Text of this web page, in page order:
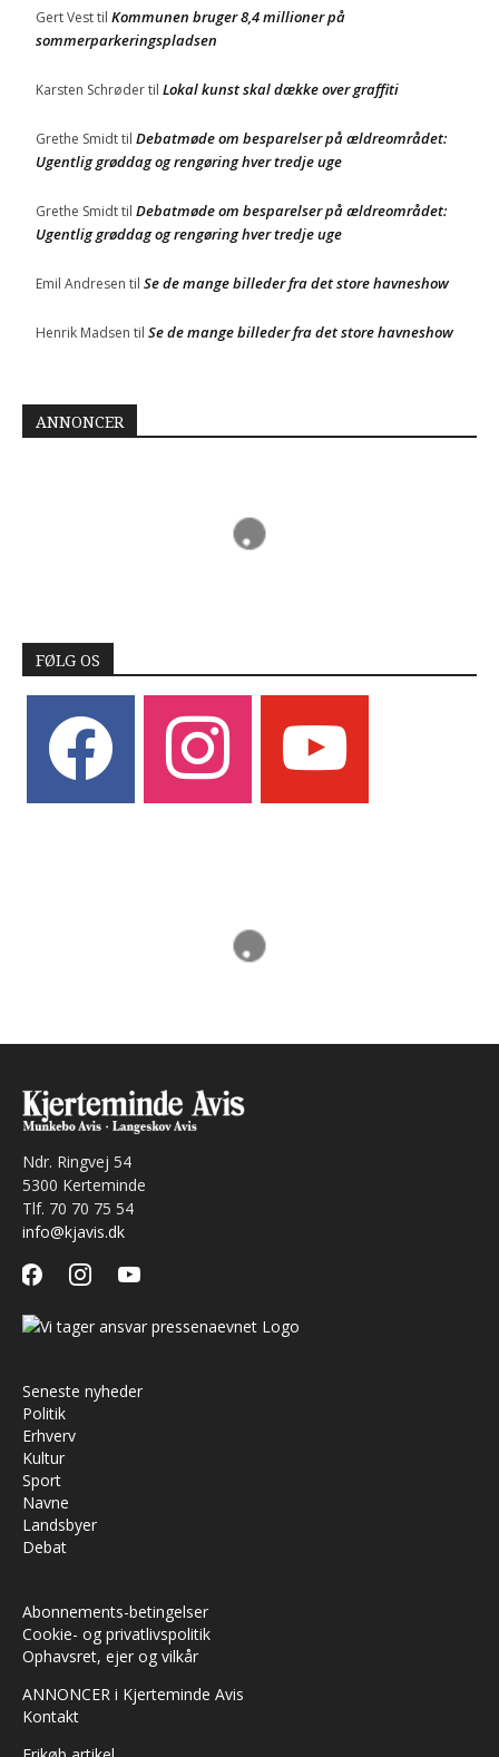
Gert Vesttil Kommunen bruger 8,4 millioner på
sommerparkeringspladsen
Karsten Schrødertil Lokal kunst skal dække over graffiti
Grethe Smidttil Debatmøde om besparelser på ældreområdet:
Ugentlig grøddag og rengøring hver tredje uge
Grethe Smidttil Debatmøde om besparelser på ældreområdet:
Ugentlig grøddag og rengøring hver tredje uge
Emil Andresen til Se de mange billeder fra det store havneshow
Henrik Madsen til Se de mange billeder fra det store havneshow
ANNONCER
FØLG OS
Ndr. Ringvej 54
5300 Kerteminde
Tlf. 70 70 75 54
info@kjavis.dk
facebookinstagramyoutube
Seneste nyheder
Politik
Erhverv
Kultur
Sport
Navne
Landsbyer
Debat
Abonnements-betingelser
Cookie- og privatlivspolitik
Ophavsret, ejer og vilkår
ANNONCER i Kjerteminde Avis
Kontakt